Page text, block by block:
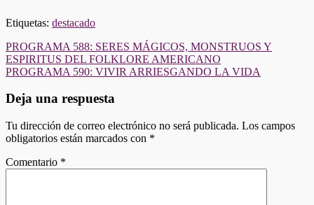
Etiquetas: destacado
Navegación
de
PROGRAMA 588: SERES MÁGICOS, MONSTRUOS Y
ESPIRITUS DEL FOLKLORE AMERICANO
PROGRAMA 590: VIVIR ARRIESGANDO LA VIDA
Deja una respuesta
Tu dirección de correo electrónico no será publicada. Los campos
obligatorios están marcados con *
Comentario *